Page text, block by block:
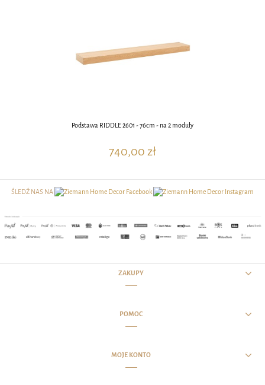
Podstawa RIDDLE 2601 - 76cm - na 2 moduły
740,00 zł
ŚLEDŹ NAS NA
ZAKUPY
POMOC
MOJE KONTO